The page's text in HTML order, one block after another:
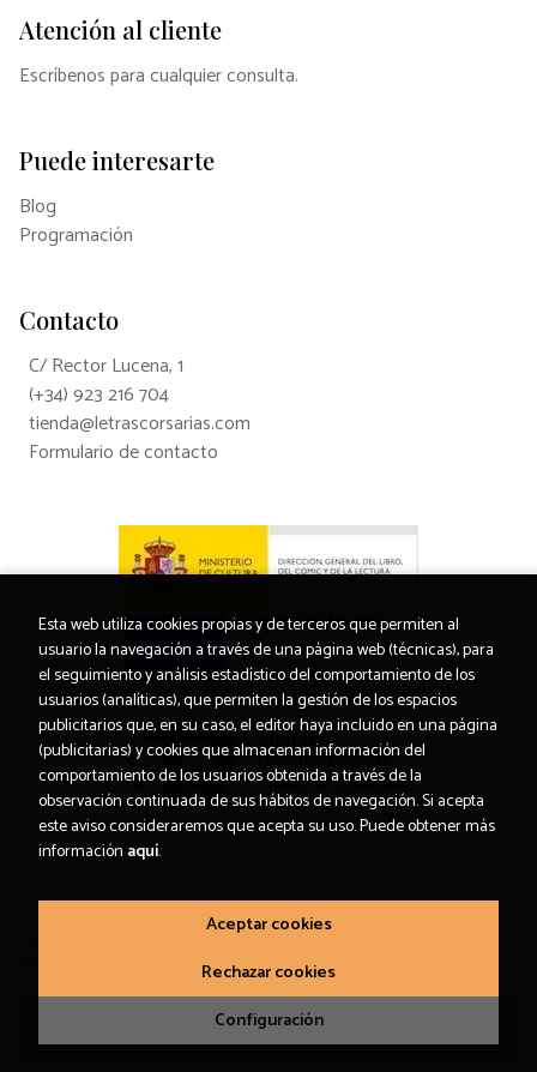
Añadir a mi cesta
Atención al cliente
Escríbenos para cualquier consulta.
Puede interesarte
Blog
Programación
Contacto
C/ Rector Lucena, 1
(+34) 923 216 704
tienda@letrascorsarias.com
Formulario de contacto
Letras Corsarias Librería
Esta web utiliza cookies propias y de terceros que permiten al
usuario la navegación a través de una página web (técnicas), para
el seguimiento y análisis estadístico del comportamiento de los
usuarios (analíticas), que permiten la gestión de los espacios
publicitarios que, en su caso, el editor haya incluido en una página
(publicitarias) y cookies que almacenan información del
comportamiento de los usuarios obtenida a través de la
observación continuada de sus hábitos de navegación. Si acepta
este aviso consideraremos que acepta su uso. Puede obtener más
información aquí.
Configuración
Rechazar cookies
Aceptar cookies